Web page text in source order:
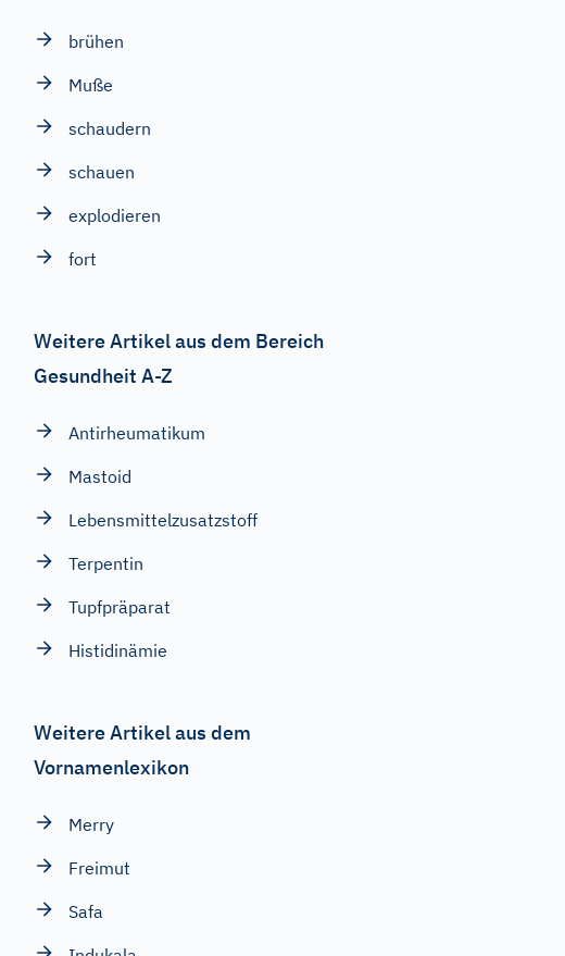
brühen
Muße
schaudern
schauen
explodieren
fort
Weitere Artikel aus dem Bereich
Gesundheit A-Z
Antirheumatikum
Mastoid
Lebensmittelzusatzstoff
Terpentin
Tupfpräparat
Histidinämie
Weitere Artikel aus dem
Vornamenlexikon
Merry
Freimut
Safa